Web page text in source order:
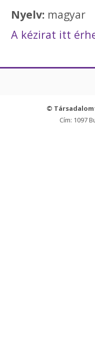
Nyelv: magyar
A kézirat itt
©
Cím: 1097